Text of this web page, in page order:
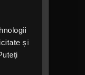
și